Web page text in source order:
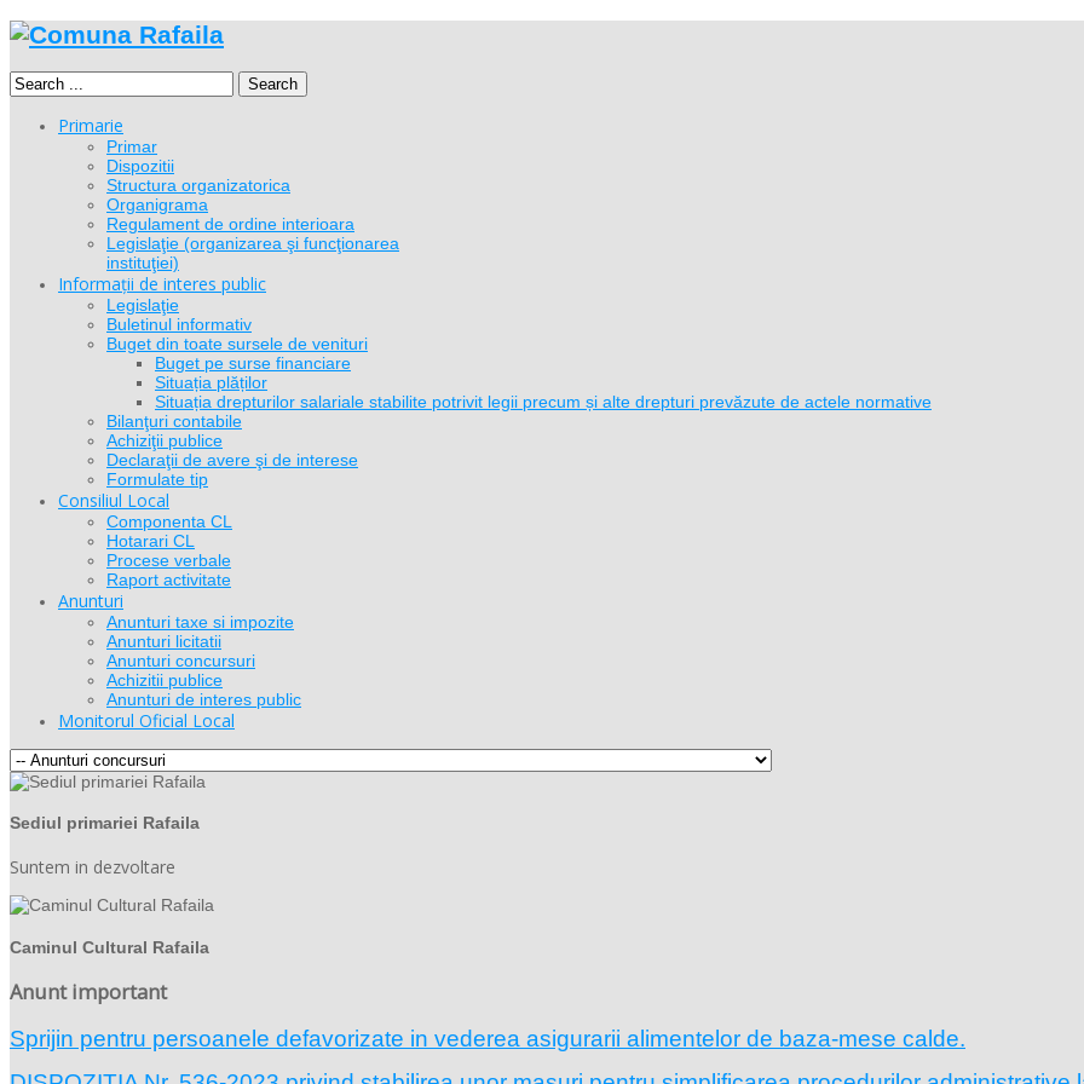
Search
Primarie
Primar
Dispozitii
Structura organizatorica
Organigrama
Regulament de ordine interioara
Legislaţie (organizarea şi funcţionarea
instituţiei)
Informații de interes public
Legislaţie
Buletinul informativ
Buget din toate sursele de venituri
Buget pe surse financiare
Situația plăților
Situația drepturilor salariale stabilite potrivit legii precum și alte drepturi prevăzute de actele normative
Bilanţuri contabile
Achiziţii publice
Declaraţii de avere şi de interese
Formulate tip
Consiliul Local
Componenta CL
Hotarari CL
Procese verbale
Raport activitate
Anunturi
Anunturi taxe si impozite
Anunturi licitatii
Anunturi concursuri
Achizitii publice
Anunturi de interes public
Monitorul Oficial Local
Sediul primariei Rafaila
Suntem in dezvoltare
Caminul Cultural Rafaila
Anunt important
Sprijin pentru persoanele defavorizate in vederea asigurarii alimentelor de baza-mese calde.